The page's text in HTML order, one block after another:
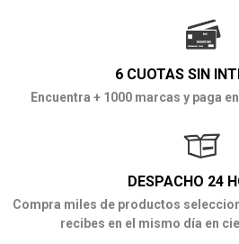
6 CUOTAS SIN
Encuentra + 1000 marcas y paga
DESPACHO 24
Compra miles de productos
recibes en el mismo día en